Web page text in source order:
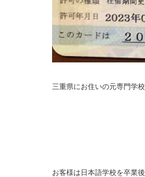
三重県にお住いの元専門学
お客様は日本語学校を卒業